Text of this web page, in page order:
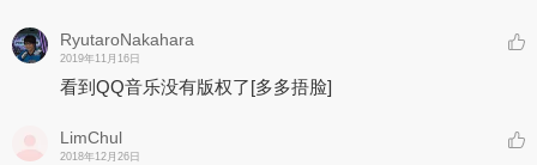
RyutaroNakahara
2019年11月16日
看到QQ音乐没有版权了[多多捂脸]
LimChul
2018年12月26日